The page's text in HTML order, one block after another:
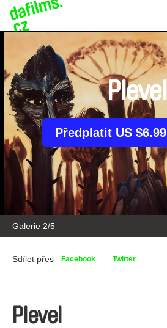
Galerie 2/5
Plevel
Předplatit US
Sdílet přes Facebook Twitter
Plevel